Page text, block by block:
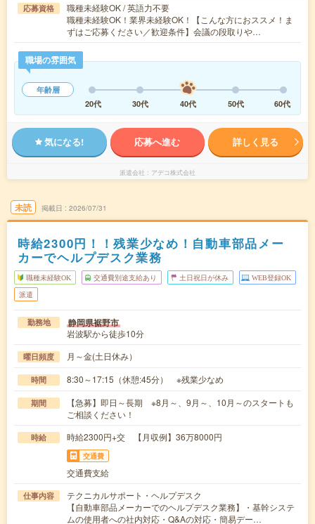
応募資格
職種未経験OK / 英語力不要
職種未経験OK！業界未経験OK！【こんな方におススメ！ま
ずはご応募ください／歓迎条件】会議の段取りや…
職場の雰囲気
年齢層
20代
30代 40代 50代 60代
気になる! 応募へ進む 詳しく見る
派遣会社 アデコ株式会社
未読 掲載日 2026/07/31
時給2300円！！残業少なめ！自動車部品メー
カーでヘルプデスク業務
職種未経験OK 交通費別途支給あり 土日祝日が休み WEB登録OK
派遣
勤務地 静岡県裾野市
岩波駅から徒歩10分
曜日頻度 月～金(土日休み）
時間 8:30～17:15（休憩:45分） ※残業少なめ
期間
【急募】即日～長期 ※8月～、9月～、10月～のスタートも
ご相談ください！
時給 時給2300円+交 【月収例】36万8000円
交通費
交通費支給
仕事内容
テクニカルサポート・ヘルプデスク
【自動車部品メーカーでのヘルプデスク業務】・基幹システ
ムの使用者への社内対応・Q&Aの対応・簡易デー…